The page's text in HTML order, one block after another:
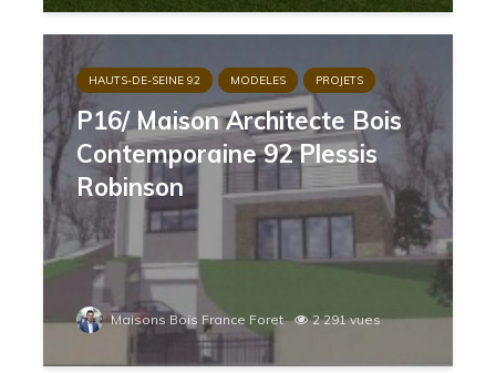
HAUTS-DE-SEINE 92 MODELES PROJETS
P16/ Maison Architecte Bois
Contemporaine 92 Plessis
Robinson
Maisons Bois France Foret 2 291 vues